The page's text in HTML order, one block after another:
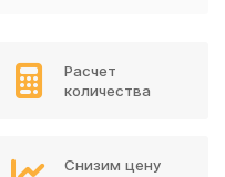
Расчет
количества
Снизим цену